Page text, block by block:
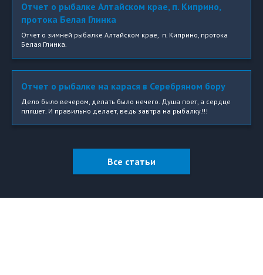
Отчет о рыбалке Алтайском крае, п. Киприно,
протока Белая Глинка
Отчет о зимней рыбалке Алтайском крае, п. Киприно, протока
Белая Глинка.
Отчет о рыбалке на карася в Серебряном бору
Дело было вечером, делать было нечего. Душа поет, а сердце
пляшет. И правильно делает, ведь завтра на рыбалку!!!
Все статьи